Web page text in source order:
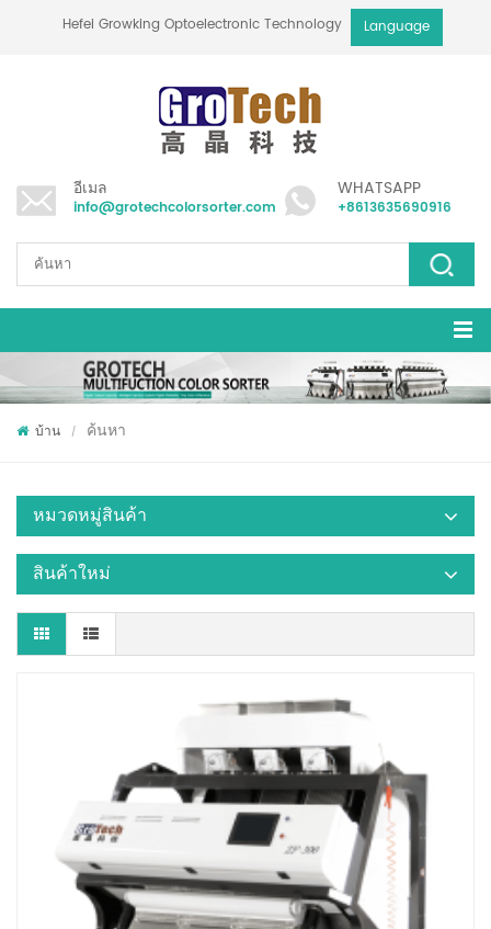
Hefei Growking Optoelectronic Technology Co.,Ltd
Language
อีเมล
info@grotechcolorsorter.com
WHATSAPP
+8613635690916
บ้าน / ค้นหา
หมวดหมู่สินค้า
สินค้าใหม่